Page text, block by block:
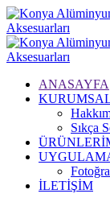
ANASAYFA
Sıkça
İLETİŞİM